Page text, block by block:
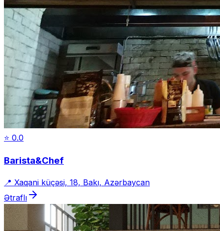
⭐ 0.0
Barista&Chef
📍 Xaqani küçəsi, 18, Bakı, Azərbaycan
Ətraflı